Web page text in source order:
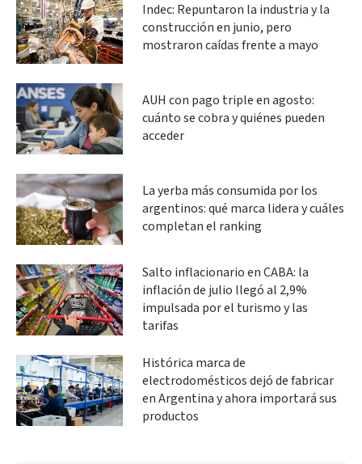
Indec: Repuntaron la industria y la
construcción en junio, pero
mostraron caídas frente a mayo
AUH con pago triple en agosto:
cuánto se cobra y quiénes pueden
acceder
La yerba más consumida por los
argentinos: qué marca lidera y cuáles
completan el ranking
Salto inflacionario en CABA: la
inflación de julio llegó al 2,9%
impulsada por el turismo y las
tarifas
Histórica marca de
electrodomésticos dejó de fabricar
en Argentina y ahora importará sus
productos